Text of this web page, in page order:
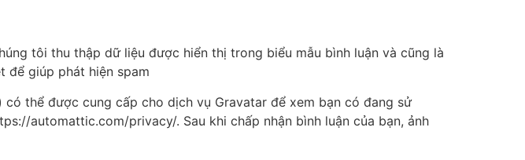
tôi thu thập dữ liệu được hiển thị trong biểu mẫu bình luận và cũng là
để giúp phát hiện spam
thể được cung cấp cho dịch vụ Gravatar để xem bạn có đang sử
automattic.com/privacy/. Sau khi chấp nhận bình luận của bạn, ảnh